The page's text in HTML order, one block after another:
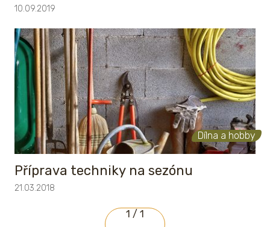
10.09.2019
Dílna a hobby
Příprava techniky na sezónu
21.03.2018
1 / 1